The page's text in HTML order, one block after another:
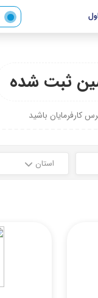
ثبت شده
باشید
استان